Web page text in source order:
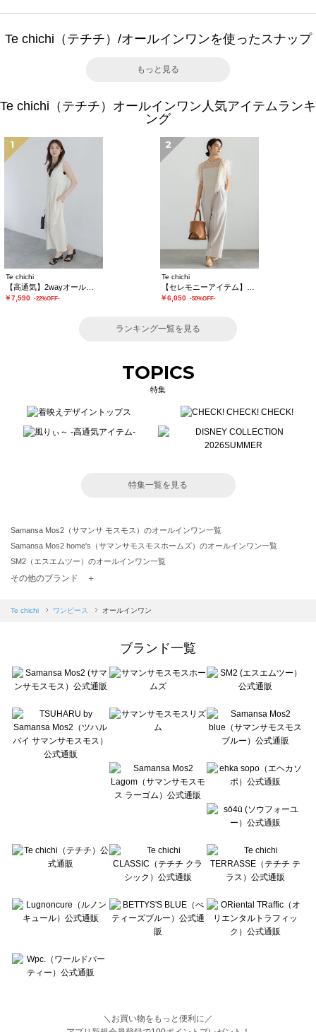
Te chichi（テチチ）/オールインワンを使ったスナップ
もっと見る
Te chichi（テチチ）オールインワン人気アイテムランキ
ング
1
Te chichi
￥7,590 -22%OFF-
2
Te chichi
￥6,050 -50%OFF-
ランキング一覧を見る
TOPICS
特集
特集一覧を見る
Samansa Mos2（サマンサ モスモス）のオールインワン一覧
Samansa Mos2 home's（サマンサモスモスホームズ）のオールインワン一覧
SM2（エスエムツー）のオールインワン一覧
Samansa Mos2 blue（サマンサモスモス ブルー）のオールインワン一覧
sō4ū（ソウフォーユー）のオールインワン一覧
Te chichi（テチチ）のオールインワン一覧
Te chichi CLASSIC（テチチ クラシック）のオールインワン一覧
Lugnoncure（ルノンキュール）のオールインワン一覧
BETTY'S BLUE（べティーズブルー）のオールインワン一覧
Wpc.（ワールドパーティー）のオールインワン一覧
その他のブランド ＋
Te chichi ワンピース オールインワン
ブランド一覧
＼お買い物をもっと便利に／